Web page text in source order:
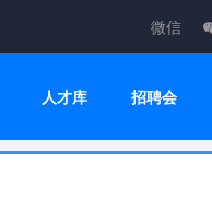
微信
人才库 招聘会